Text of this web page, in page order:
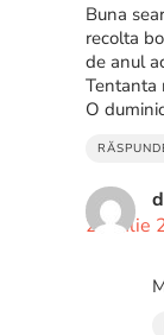
Buna
recolta
de anul
Tentanta
O
22 iulie